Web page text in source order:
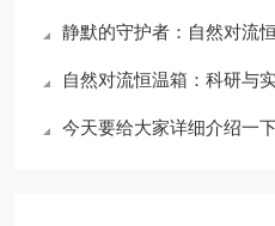
静默的守护者：自然对流
自然对流恒温箱：科研与
今天要给大家详细介绍一下电热